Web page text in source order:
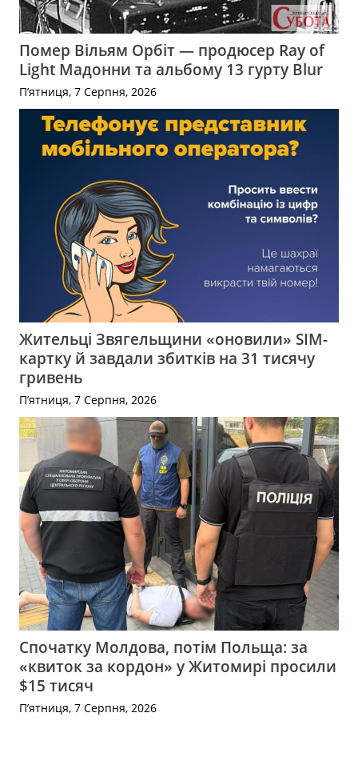
Помер Вільям Орбіт — продюсер Ray of
Light Мадонни та альбому 13 гурту Blur
П’ятниця, 7 Серпня, 2026
Жительці Звягельщини «оновили» SIM-
картку й завдали збитків на 31 тисячу
гривень
П’ятниця, 7 Серпня, 2026
Спочатку Молдова, потім Польща: за
«квиток за кордон» у Житомирі просили
$15 тисяч
П’ятниця, 7 Серпня, 2026